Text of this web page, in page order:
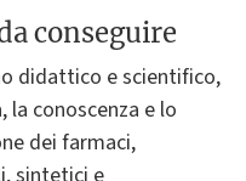
conseguire
didattico e scientifico,
la conoscenza e lo
dei farmaci,